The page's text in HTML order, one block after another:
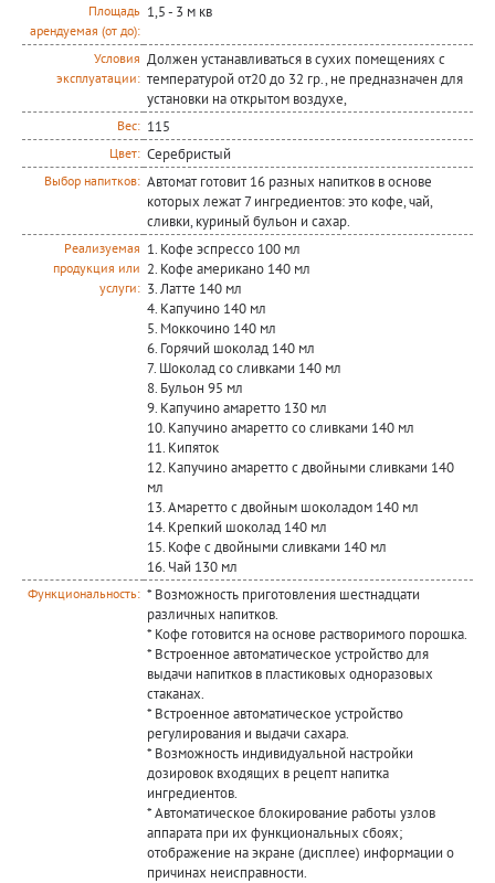
Площадь
арендуемая (от до):
1,5 - 3 м кв
Условия
эксплуатации:
Должен устанавливаться в сухих помещениях с
температурой от20 до 32 гр., не предназначен для
установки на открытом воздухе,
Вес: 115
Цвет: Серебристый
Выбор напитков: Автомат готовит 16 разных напитков в основе
которых лежат 7 ингредиентов: это кофе, чай,
сливки, куриный бульон и сахар.
Реализуемая
продукция или
услуги:
1. Кофе эспрессо 100 мл
2. Кофе американо 140 мл
3. Латте 140 мл
4. Капучино 140 мл
5. Моккочино 140 мл
6. Горячий шоколад 140 мл
7. Шоколад со сливками 140 мл
8. Бульон 95 мл
9. Капучино амаретто 130 мл
10. Капучино амаретто со сливками 140 мл
11. Кипяток
12. Капучино амаретто с двойными сливками 140
мл
13. Амаретто с двойным шоколадом 140 мл
14. Крепкий шоколад 140 мл
15. Кофе с двойными сливками 140 мл
16. Чай 130 мл
Функциональность: * Возможность приготовления шестнадцати
различных напитков.
* Кофе готовится на основе растворимого порошка.
* Встроенное автоматическое устройство для
выдачи напитков в пластиковых одноразовых
стаканах.
* Встроенное автоматическое устройство
регулирования и выдачи сахара.
* Возможность индивидуальной настройки
дозировок входящих в рецепт напитка
ингредиентов.
* Автоматическое блокирование работы узлов
аппарата при их функциональных сбоях;
отображение на экране (дисплее) информации о
причинах неисправности.